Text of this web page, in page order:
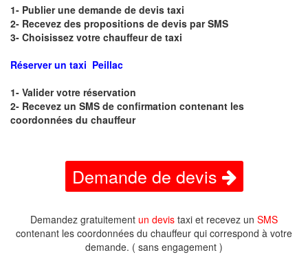
1- Publier une demande de devis taxi
2- Recevez des propositions de devis par SMS
3- Choisissez votre chauffeur de taxi
Réserver un taxi Peillac
1- Valider votre réservation
2- Recevez un SMS de confirmation contenant les
coordonnées du chauffeur
Demande de devis
Demandez gratuitement un devis taxi et recevez un SMS
contenant les coordonnées du chauffeur qui correspond à votre
demande. ( sans engagement )